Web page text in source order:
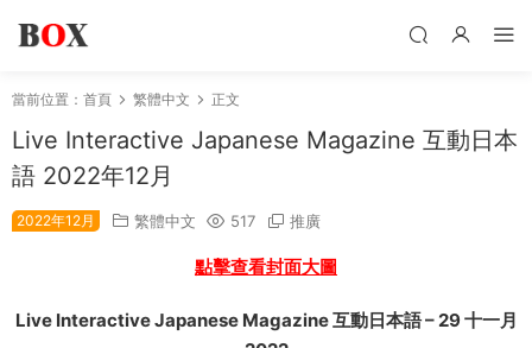
當前位置： 首頁 繁體中文 正文
Live Interactive Japanese Magazine 互動日本
語 2022年12月
2022年12月 繁體中文 517 推廣
點擊查看封面大圖
Live Interactive Japanese Magazine 互動日本語 – 29 十一月